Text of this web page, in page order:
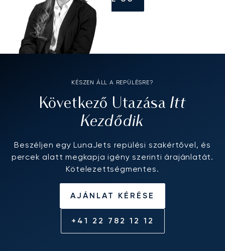
KÉSZEN ÁLL A REPÜLÉSRE?
Következő Utazása Itt
Kezdődik
Beszéljen egy LunaJets repülési szakértővel, és
percek alatt megkapja igény szerinti árajánlatát.
Kötelezettségmentes.
AJÁNLAT KÉRÉSE
+41 22 782 12 12